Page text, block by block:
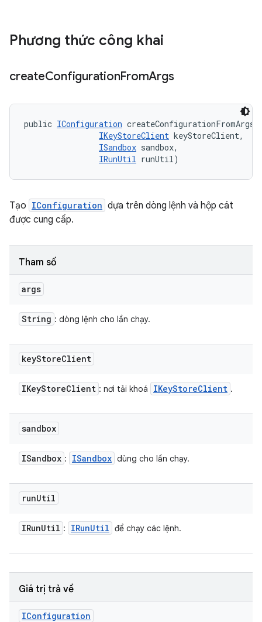
Phương thức công khai
createConfigurationFromArgs
public IConfiguration
IKeyStoreClient keyStoreClient,
ISandbox sandbox,
IRunUtil runUtil)
Tạo IConfiguration dựa trên dòng lệnh và hộp cát
được cung cấp.
Tham số
args
String : dòng lệnh cho lần chạy.
keyStoreClient
IKeyStoreClient : nơi tải khoá IKeyStoreClient .
sandbox
ISandbox : ISandbox dùng cho lần chạy.
runUtil
IRunUtil : IRunUtil để chạy các lệnh.
Giá trị trả về
IConfiguration